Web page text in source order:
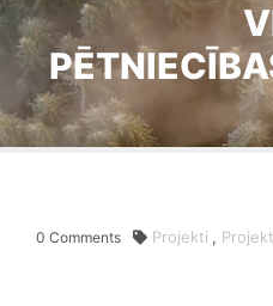
0 Comments Projekti ,